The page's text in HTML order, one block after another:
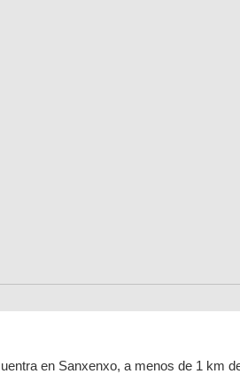
en Sanxenxo, a menos de 1 km